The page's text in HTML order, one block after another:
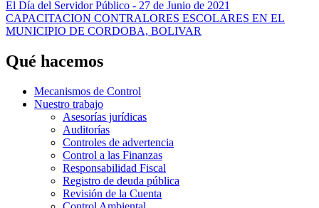
El Día del Servidor Público - 27 de Junio de 2021
CAPACITACION CONTRALORES ESCOLARES EN EL
MUNICIPIO DE CORDOBA, BOLIVAR
Qué hacemos
Mecanismos de Control
Nuestro trabajo
Asesorías jurídicas
Auditorías
Controles de advertencia
Control a las Finanzas
Responsabilidad Fiscal
Registro de deuda pública
Revisión de la Cuenta